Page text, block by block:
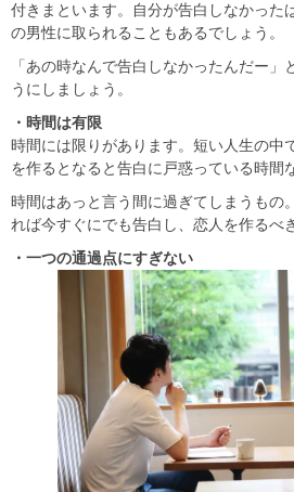
付きまといます。自分が告白しなかった
の男性に取られることもあるでしょう。
「あの時なんで告白しなかったんだー」
うにしましょう。
・時間は有限
時間には限りがあります。短い人生の中
を作るとなると告白に戸惑っている時間
時間はあっと言う間に過ぎてしまうもの
れば今すぐにでも告白し、恋人を作るべ
・一つの通過点にすぎない